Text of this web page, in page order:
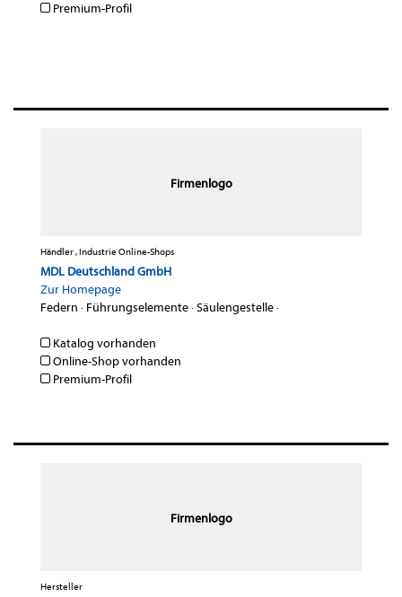
Premium-Profil
Firmenlogo
Händler , Industrie Online-Shops
MDL Deutschland GmbH
Zur Homepage
Federn · Führungselemente·Säulengestelle·
Katalog vorhanden
Online-Shop vorhanden
Premium-Profil
Firmenlogo
Hersteller